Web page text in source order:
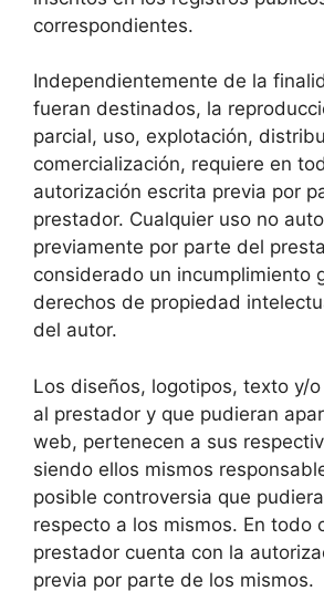
correspondientes.
Independientemente de la
fueran destinados, la
parcial, uso, explotación,
comercialización, requiere en
autorización escrita previa por
prestador. Cualquier uso no
previamente por parte del
considerado un incumplimiento
derechos de propiedad
del autor.
Los diseños, logotipos, texto y/
al prestador y que pudieran
web, pertenecen a sus
siendo ellos mismos
posible controversia que
respecto a los mismos. En todo
prestador cuenta con la
previa por parte de los mismos.